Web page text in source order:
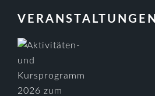
VERANSTALTUNGEN